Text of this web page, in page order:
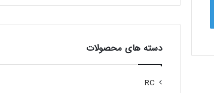
دسته های محصولات
RC